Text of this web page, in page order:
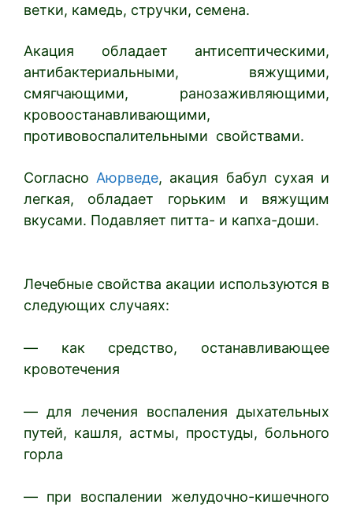
ветки, камедь, стручки, семена.
Акация обладает антисептическими,
антибактериальными, вяжущими,
смягчающими, ранозаживляющими,
кровоостанавливающими,
противовоспалительными свойствами.
Согласно Аюрведе, акация бабул сухая и
легкая, обладает горьким и вяжущим
вкусами. Подавляет питта- и капха-доши.
Лечебные свойства акации используются в
следующих случаях:
— как средство, останавливающее
кровотечения
— для лечения воспаления дыхательных
путей, кашля, астмы, простуды, больного
горла
— при воспалении желудочно-кишечного